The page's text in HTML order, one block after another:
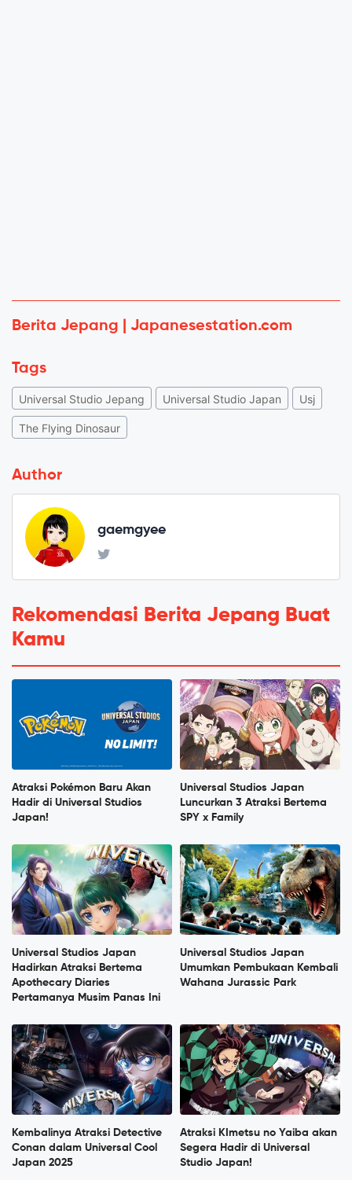
Berita Jepang | Japanesestation.com
Tags
Universal Studio Jepang Universal Studio Japan Usj
The Flying Dinosaur
Author
gaemgyee
Rekomendasi Berita Jepang Buat
Kamu
Atraksi Pokémon Baru Akan
Hadir di Universal Studios
Japan!
Universal Studios Japan
Luncurkan 3 Atraksi Bertema
SPY x Family
Universal Studios Japan
Hadirkan Atraksi Bertema
Apothecary Diaries
Pertamanya Musim Panas Ini
Universal Studios Japan
Umumkan Pembukaan Kembali
Wahana Jurassic Park
Kembalinya Atraksi Detective
Conan dalam Universal Cool
Japan 2025
Atraksi KImetsu no Yaiba akan
Segera Hadir di Universal
Studio Japan!